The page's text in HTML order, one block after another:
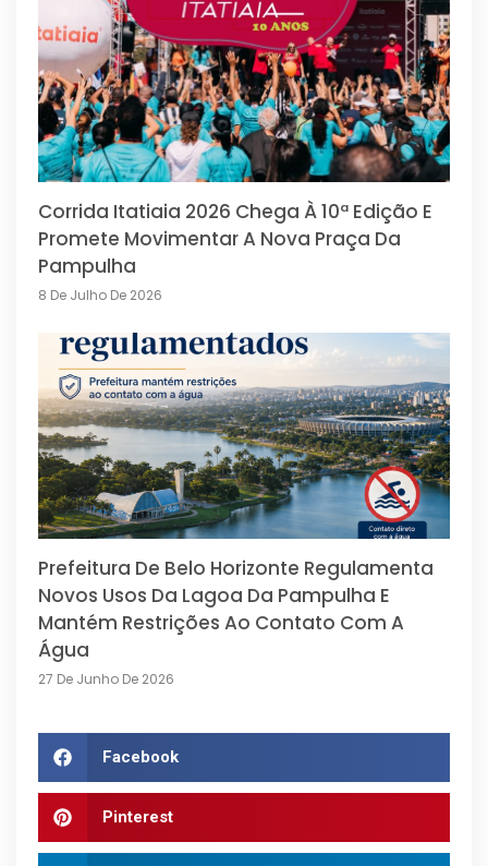
Corrida Itatiaia 2026 Chega À 10ª Edição E
Promete Movimentar A Nova Praça Da
Pampulha
8 De Julho De 2026
Prefeitura De Belo Horizonte Regulamenta
Novos Usos Da Lagoa Da Pampulha E
Mantém Restrições Ao Contato Com A
Água
27 De Junho De 2026
Facebook
Pinterest